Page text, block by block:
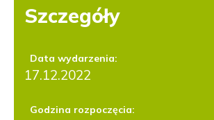
Szczegóły
Data wydarzenia:
17.12.2022
Godzina rozpoczęcia: